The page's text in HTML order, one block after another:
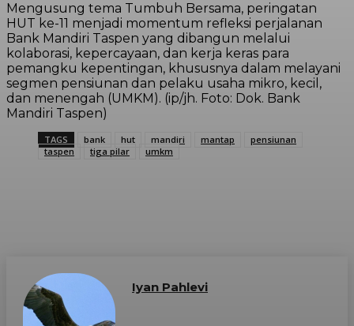
Mengusung tema Tumbuh Bersama, peringatan
HUT ke-11 menjadi momentum refleksi perjalanan
Bank Mandiri Taspen yang dibangun melalui
kolaborasi, kepercayaan, dan kerja keras para
pemangku kepentingan, khususnya dalam melayani
segmen pensiunan dan pelaku usaha mikro, kecil,
dan menengah (UMKM). (ip/jh. Foto: Dok. Bank
Mandiri Taspen)
TAGS bank hut mandiri mantap
pensiunan
taspen
tiga pilar umkm
Iyan Pahlevi